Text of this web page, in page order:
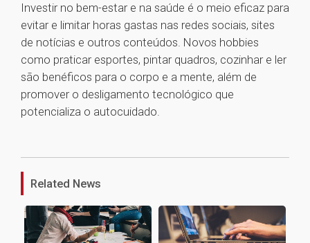
Investir no bem-estar e na saúde é o meio eficaz para
evitar e limitar horas gastas nas redes sociais, sites
de notícias e outros conteúdos. Novos hobbies
como praticar esportes, pintar quadros, cozinhar e ler
são benéficos para o corpo e a mente, além de
promover o desligamento tecnológico que
potencializa o autocuidado.
Related News